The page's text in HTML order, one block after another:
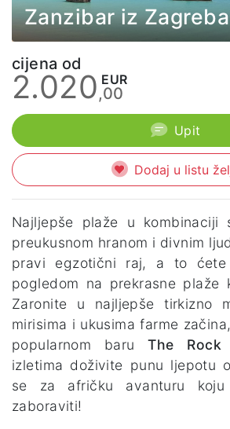
Zanzibar iz Zagreba
cijena od
2.020 EUR
,00
Upit
Dodaj u listu
Najljepše plaže u kombinaciji
preukusnom hranom i divnim
pravi egzotični raj, a to ćete
pogledom na prekrasne plaže
Zaronite u najljepše tirkizno
mirisima i ukusima farme
popularnom baruThe Rock
izletima doživite punu ljepotu
se za afričku avanturu koju
zaboraviti!